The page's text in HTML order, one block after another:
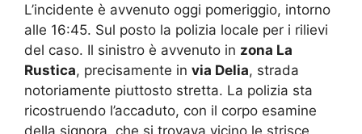
L’incidente è avvenuto oggi pomeriggio, intorno
alle 16:45. Sul posto la polizia locale per i rilievi
del caso. Il sinistro è avvenuto in zona La
Rustica, precisamente in via Delia, strada
notoriamente piuttosto stretta. La polizia sta
ricostruendo l’accaduto, con il corpo esamine